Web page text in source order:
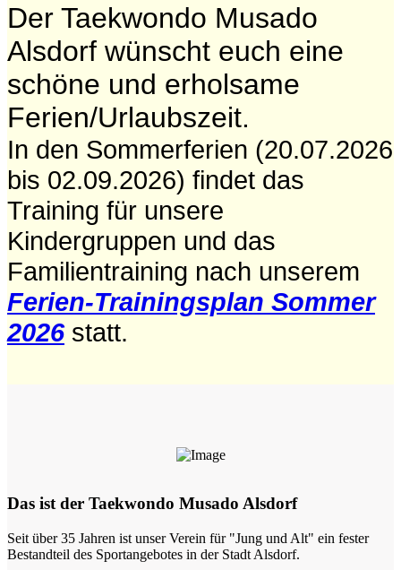
Der Taekwondo Musado
Alsdorf wünscht euch eine
schöne und erholsame
Ferien/Urlaubszeit.
In den Sommerferien (20.07.2026
bis 02.09.2026) findet das
Training für unsere
Kindergruppen und das
Familientraining nach unserem
Ferien-Trainingsplan Sommer
2026statt.
Das ist der Taekwondo Musado Alsdorf
Seit über 35 Jahren ist unser Verein für "Jung und Alt" ein fester
Bestandteil des Sportangebotes in der Stadt Alsdorf.